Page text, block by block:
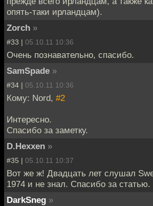
опять-таки ирландцам).
Zorch »
#33 | 05.10.11 10:36
Очень познавательно, спасибо.
SamSpade »
#34 | 05.10.11 10:36
Кому: Nord, #2
Интересно.
Спасибо за заметку.
D.Hexxen »
#35 | 05.10.11 10:37
Вот же ж! Двадцать лет слушал
1974 и не знал. Спасибо за статью.
DarkSneg »